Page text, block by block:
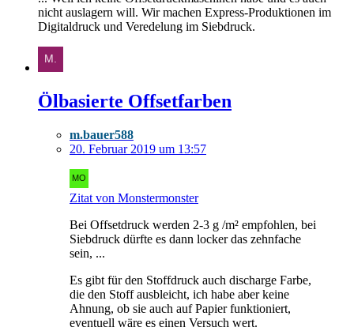
nicht auslagern will. Wir machen Express-Produktionen im
Digitaldruck und Veredelung im Siebdruck.
Ölbasierte Offsetfarben
m.bauer588
20. Februar 2019 um 13:57
Zitat von Monstermonster
Bei Offsetdruck werden 2-3 g /m² empfohlen, bei
Siebdruck dürfte es dann locker das zehnfache
sein, ...
Es gibt für den Stoffdruck auch discharge Farbe,
die den Stoff ausbleicht, ich habe aber keine
Ahnung, ob sie auch auf Papier funktioniert,
eventuell wäre es einen Versuch wert.